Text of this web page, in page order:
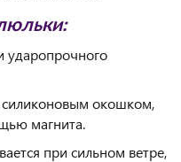
ударопрочного
силиконовым окошком,
магнита.
при сильном ветре,